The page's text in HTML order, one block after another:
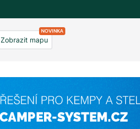
NOVINKA
Zobrazit mapu